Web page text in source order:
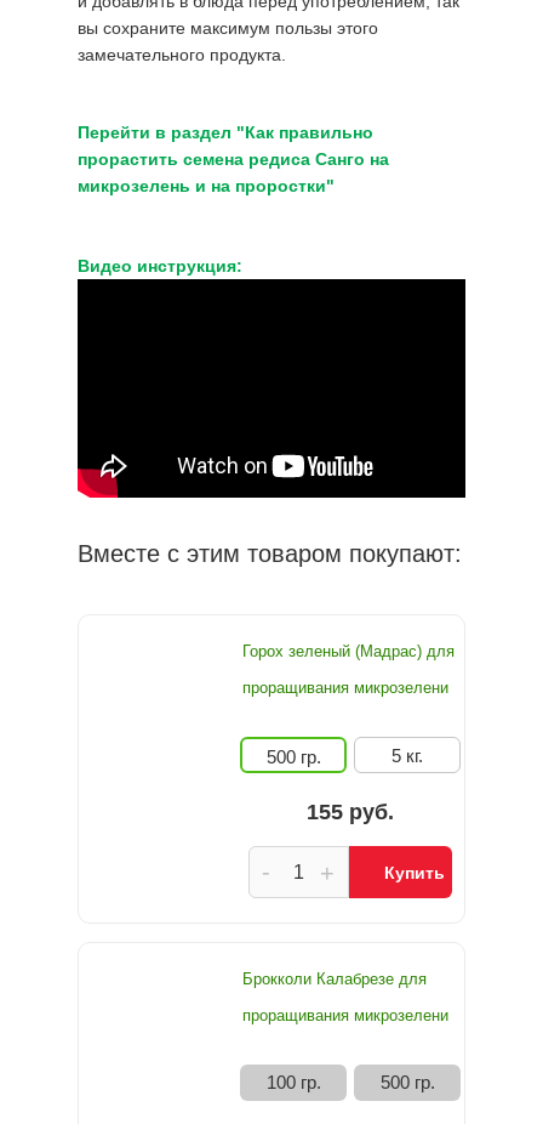
вы сохраните максимум пользы этого
замечательного продукта.
Перейти в раздел "Как правильно
прорастить семена редиса Санго на
микрозелень и на проростки"
Видео инструкция:
Вместе с этим товаром покупают:
Горох зеленый (Мадрас) для
проращивания микрозелени
500 гр. 5 кг.
155 руб.
+
- Купить
Брокколи Калабрезе для
проращивания микрозелени
100 гр. 500 гр.